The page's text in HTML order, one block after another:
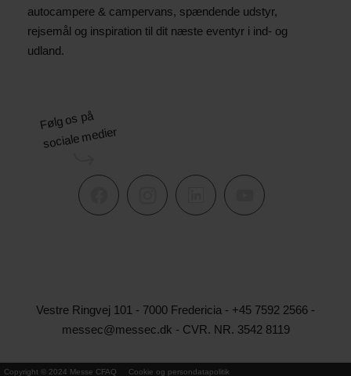
autocampere & campervans, spændende udstyr,
rejsemål og inspiration til dit næste eventyr i ind- og
udland.
Følg os på
sociale medier
Vestre Ringvej 101 - 7000 Fredericia - +45 7592 2566 -
messec@messec.dk - CVR. NR. 3542 8119
Copyright © 2024 Messe CFAQ Cookie og persondatapolitik